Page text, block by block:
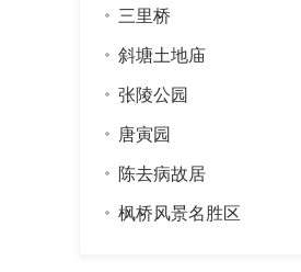
三里桥
斜塘土地庙
张陵公园
唐寅园
陈去病故居
枫桥风景名胜区